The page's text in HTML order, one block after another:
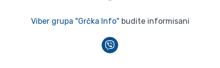
Viber grupa "Grčka Info" budite informisani